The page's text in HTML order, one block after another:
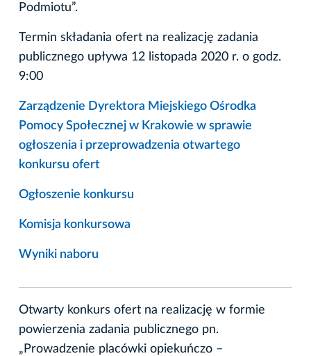
Podmiotu”.
Termin składania ofert na realizację zadania
publicznego upływa 12 listopada 2020 r. o godz.
9:00
Zarządzenie Dyrektora Miejskiego Ośrodka
Pomocy Społecznej w Krakowie w sprawie
ogłoszenia i przeprowadzenia otwartego
konkursu ofert
Ogłoszenie konkursu
Komisja konkursowa
Wyniki naboru
Otwarty konkurs ofert na realizację w formie
powierzenia zadania publicznego pn.
„Prowadzenie placówki opiekuńczo –